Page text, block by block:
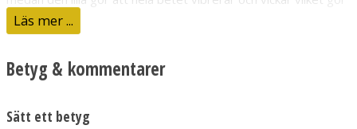
det till ett ruggigt effektivt abborrbete. Trekroken är Berkleys
egna supervassa Fusion19.
•Dubbla spinnarblad
•Långkastande
Läs mer ...
Betyg & kommentarer
Sätt ett betyg